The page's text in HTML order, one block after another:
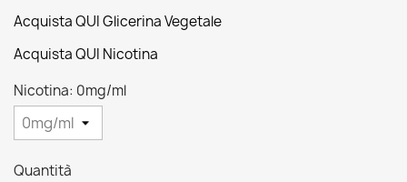
Acquista QUI Glicerina Vegetale
Acquista QUI Nicotina
Nicotina: 0mg/ml
Quantità